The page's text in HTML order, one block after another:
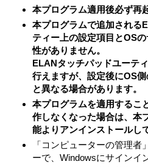
本プログラム適用後必ず再
本プログラムで追加される
ティー上の設定項目とOS
性がありません。
ELANタッチパッドユーテ
行えますが、設定後にOS
と異なる場合があります。
本プログラムを適用するこ
作しなくなった場合は、本
能よりアンインストールし
「コンピューターの管理
ーで、Windowsにサインイ